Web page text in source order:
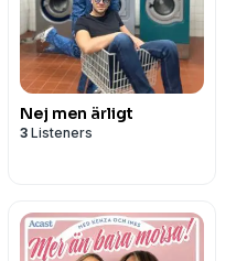
Nej men ärligt
3 Listeners